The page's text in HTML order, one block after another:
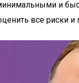
и
все риски